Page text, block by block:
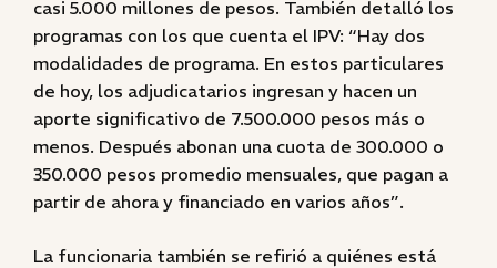
casi 5.000 millones de pesos. También detalló los
programas con los que cuenta el IPV: “Hay dos
modalidades de programa. En estos particulares
de hoy, los adjudicatarios ingresan y hacen un
aporte significativo de 7.500.000 pesos más o
menos. Después abonan una cuota de 300.000 o
350.000 pesos promedio mensuales, que pagan a
partir de ahora y financiado en varios años”.
La funcionaria también se refirió a quiénes está